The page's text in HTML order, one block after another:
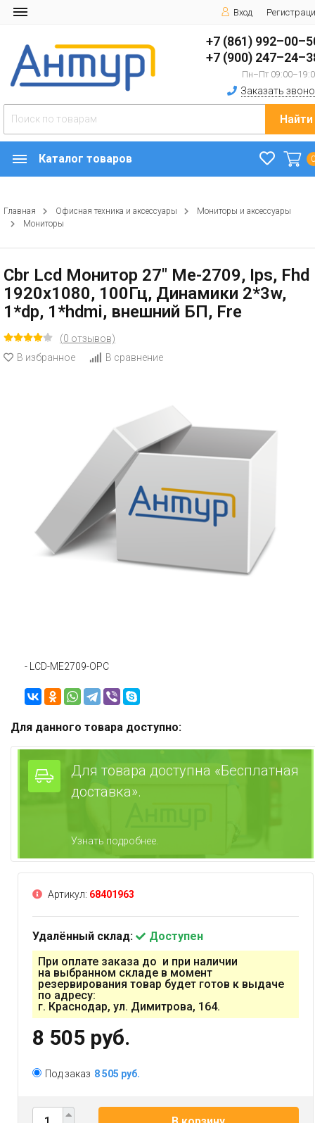
Вход
+7 (861)
+7 (900)
Пн–Пт
Заказать
Найти
Каталог товаров
Главная Офисная техника и аксессуары
Мониторы и аксессуары
Мониторы
Cbr Lcd Монитор 27" Me-2709, Ips, Fhd
1920x1080, 100Гц, Динамики 2*3w,
1*dp, 1*hdmi, внешний БП, Fre
(0 отзывов)
В избранное
В сравнение
- LCD-ME2709-OPC
Для данного товара доступно:
Для товара доступна «Бесплатная
доставка».
Узнать подробнее.
Артикул: 68401963
Удалённый склад:
Доступен
При оплате заказа до и при наличии
на выбранном складе в момент
резервирования товар будет готов к выдаче
по адресу:
г. Краснодар, ул. Димитрова, 164.
8 505 руб.
Под заказ 8 505 руб.